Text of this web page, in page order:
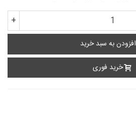
+
افزودن به سبد خرید
خرید فوری